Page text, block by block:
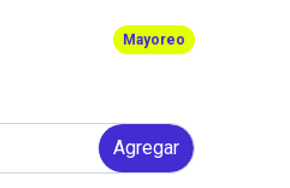
Mayoreo
Agregar